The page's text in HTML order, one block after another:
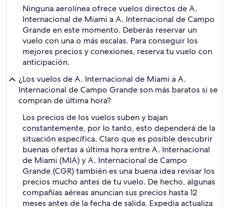
Ninguna aerolínea ofrece vuelos directos de A.
Internacional de Miami a A. Internacional de Campo
Grande en este momento. Deberás reservar un
vuelo con una o más escalas. Para conseguir los
mejores precios y conexiones, reserva tu vuelo con
anticipación.
¿Los vuelos de A. Internacional de Miami a A.
Internacional de Campo Grande son más baratos si se
compran de última hora?
Los precios de los vuelos suben y bajan
constantemente, por lo tanto, esto dependerá de la
situación específica. Claro que es posible descubrir
buenas ofertas a última hora entre A. Internacional
de Miami (MIA) y A. Internacional de Campo
Grande (CGR) también es una buena idea revisar los
precios mucho antes de tu vuelo. De hecho, algunas
compañías aéreas anuncian sus precios hasta 12
meses antes de la fecha de salida. Expedia actualiza